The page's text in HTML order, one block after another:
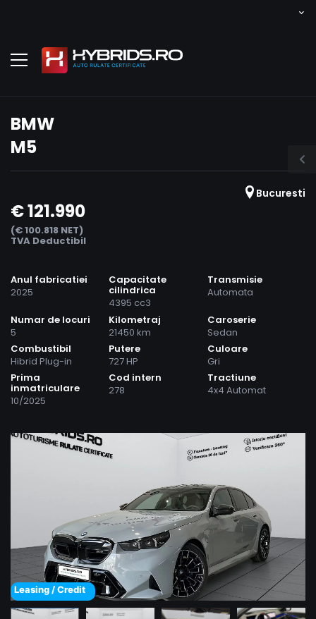
BMW
M5
Bucuresti
€ 121.990
(€ 100.818 NET)
TVA Deductibil
Anul fabricatiei
2025
Capacitate
cilindrica
4395 cc3
Transmisie
Automata
Numar de locuri
5
Kilometraj
21450 km
Caroserie
Sedan
Combustibil
Hibrid Plug-in
Putere
727 HP
Culoare
Gri
Prima
inmatriculare
10/2025
Cod intern
278
Tractiune
4x4 Automat
Leasing / Credit